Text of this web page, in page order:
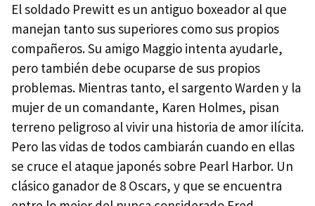
El soldado Prewitt es un antiguo boxeador al que
manejan tanto sus superiores como sus propios
compañeros. Su amigo Maggio intenta ayudarle,
pero también debe ocuparse de sus propios
problemas. Mientras tanto, el sargento Warden y la
mujer de un comandante, Karen Holmes, pisan
terreno peligroso al vivir una historia de amor ilícita.
Pero las vidas de todos cambiarán cuando en ellas
se cruce el ataque japonés sobre Pearl Harbor. Un
clásico ganador de 8 Oscars, y que se encuentra